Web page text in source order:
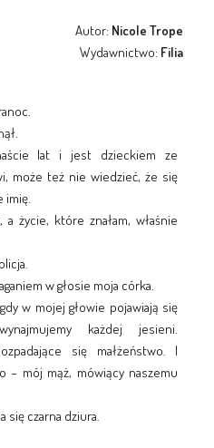
Autor: Nicole Trope
Wydawnictwo: Filia
lat i jest dzieckiem ze
może też nie wiedzieć, że się
imię.
życie, które znałam, właśnie
w głosie moja córka.
w mojej głowie pojawiają się
każdej jesieni.
się małżeństwo. I
– mój mąż, mówiący naszemu
się czarna dziura.